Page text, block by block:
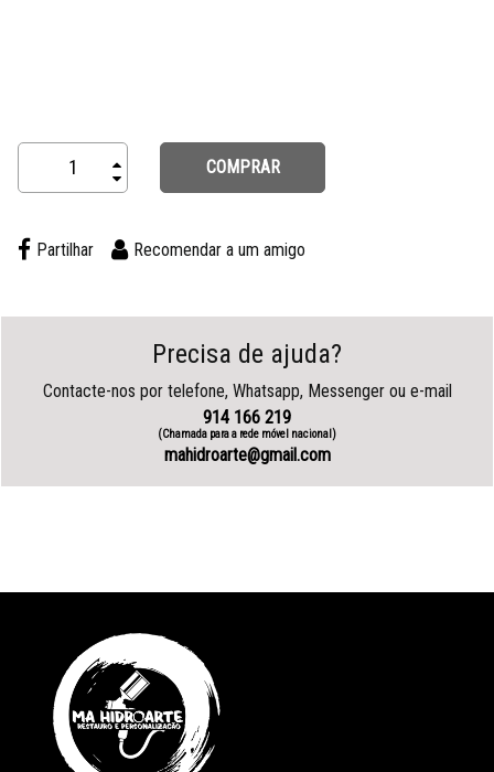
COMPRAR
Partilhar Recomendar a um amigo
Precisa de ajuda?
Contacte-nos por telefone, Whatsapp, Messenger ou e-mail
914 166 219
(Chamada para a rede móvel nacional)
mahidroarte@gmail.com